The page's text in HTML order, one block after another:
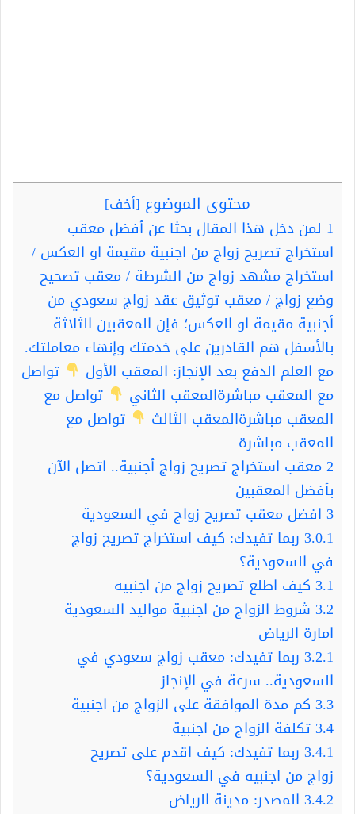
محتوى الموضوع [أخف]
1 لمن دخل هذا المقال بحثا عن أفضل معقب
استخراج تصريح زواج من اجنبية مقيمة او العكس /
استخراج مشهد زواج من الشرطة / معقب تصحيح
وضع زواج / معقب توثيق عقد زواج سعودي من
أجنبية مقيمة او العكس؛ فإن المعقبين الثلاثة
بالأسفل هم القادرين على خدمتك وإنهاء معاملتك.
مع العلم الدفع بعد الإنجاز: المعقب الأول
تواصل
مع المعقب مباشرةالمعقب الثاني
تواصل مع
المعقب مباشرةالمعقب الثالث
تواصل مع
المعقب مباشرة
2معقب استخراج تصريح زواج أجنبية.. اتصل الآن
بأفضل المعقبين
3 افضل معقب تصريح زواج في السعودية​
3.0.1 ربما تفيدك: كيف استخراج تصريح زواج
في السعودية؟
3.1 كيف اطلع تصريح زواج من اجنبيه
3.2 شروط الزواج من اجنبية مواليد السعودية
امارة الرياض
3.2.1 ربما تفيدك: معقب زواج سعودي في
السعودية.. سرعة في الإنجاز
3.3 كم مدة الموافقة على الزواج من اجنبية
3.4تكلفة الزواج من اجنبية
3.4.1 ربما تفيدك: كيف اقدم على تصريح
زواج من اجنبيه في السعودية؟
3.4.2 المصدر: مدينة الرياض